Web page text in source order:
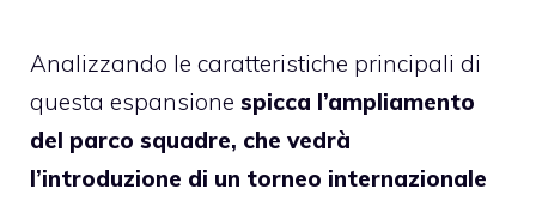
Analizzando le caratteristiche principali di
questa espansione spicca l’ampliamento
del parco squadre, che vedrà
l’introduzione di un torneo internazionale